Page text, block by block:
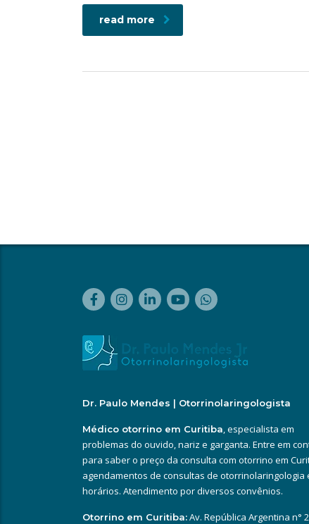
read more
Dr. Paulo Mendes | Otorrinolaringologista
Médico otorrino em Curitiba, especialista em
problemas do ouvido, nariz e garganta. Entre em
para saber o preço da consulta com otorrino em
agendamentos de consultas de otorrinolaringologia
horários. Atendimento por diversos convênios.
Otorrino em Curitiba:Av. República Argentina n°